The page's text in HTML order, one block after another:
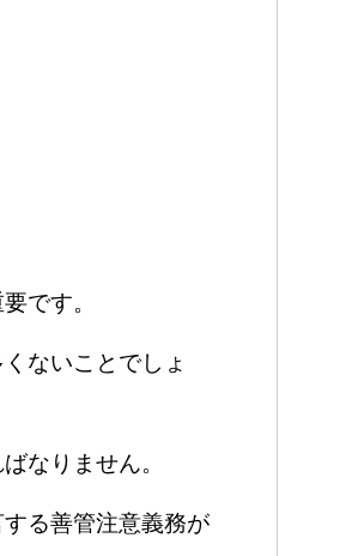
です。
ないことでしょ
なりません。
る善管注意義務が